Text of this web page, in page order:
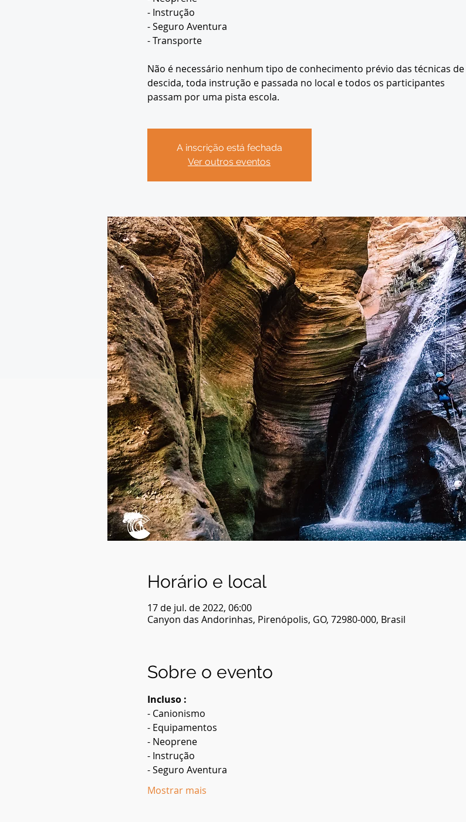
- Instrução
- Seguro Aventura
- Transporte
Não é necessário nenhum tipo de conhecimento prévio das técnicas de
descida, toda instrução e passada no local e todos os participantes
passam por uma pista escola.
A inscrição está fechada
Ver outros eventos
Horário e local
17 de jul. de 2022, 06:00
Canyon das Andorinhas, Pirenópolis, GO, 72980-000, Brasil
Sobre o evento
Incluso :
- Canionismo
- Equipamentos
- Neoprene
- Instrução
- Seguro Aventura
Mostrar mais